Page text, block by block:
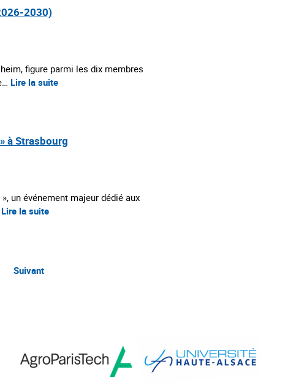
2030)
figure parmi les dix membres
Lire la suite
à Strasbourg
un événement majeur dédié aux
Lire la suite
Suivant